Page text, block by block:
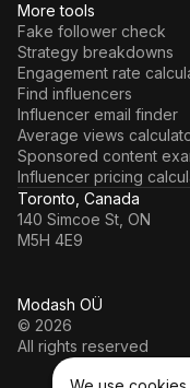
More tools
Fake follower check
Strategy breakdowns
Engagement rate
Find influencers
Influencer email finder
Average views
Sponsored content
Influencer pricing
Modash OÜ
© 2026
All rights reserved
Toronto, Canada
140 Simcoe St, ON
M5H 4E9